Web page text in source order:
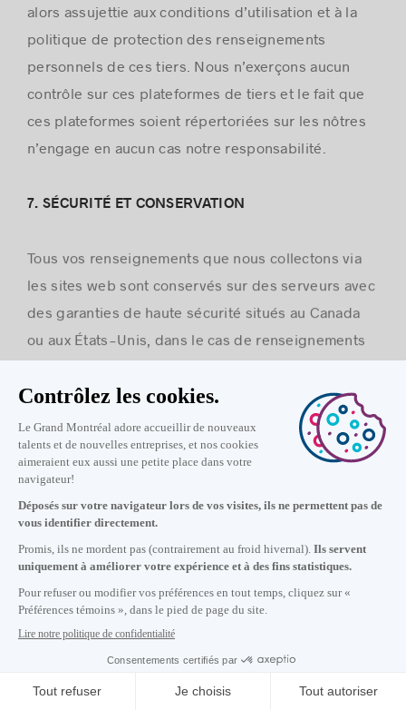
alors assujettie aux conditions d’utilisation et à la
politique de protection des renseignements
personnels de ces tiers. Nous n’exerçons aucun
contrôle sur ces plateformes de tiers et le fait que
ces plateformes soient répertoriées sur les nôtres
n’engage en aucun cas notre responsabilité.
7. SÉCURITÉ ET CONSERVATION
Tous vos renseignements que nous collectons via
les sites web sont conservés sur des serveurs avec
des garanties de haute sécurité situés au Canada
ou aux États-Unis, dans le cas de renseignements
collectés liés à votre interaction avec nos
infolettres. MTL INTL utilise des mesures
techniques et organisationnelles pour protéger vos
renseignements personnels contre la perte ou le
vol ainsi que contre un accès et une divulgation non
autorisés, tant à l’interne qu’à l’externe de notre
organisation.
Les renseignements personnels obtenus par la
collecte de fichiers placés sur les sites web par les
plateformes de tiers sont conservés en conformité
avec les politiques de ces tiers visés. Dans les
autres situations, MTL INTL conserve les